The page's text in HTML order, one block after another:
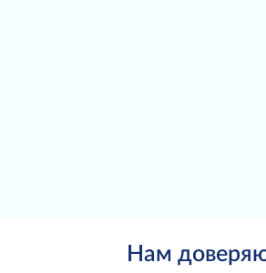
Нам